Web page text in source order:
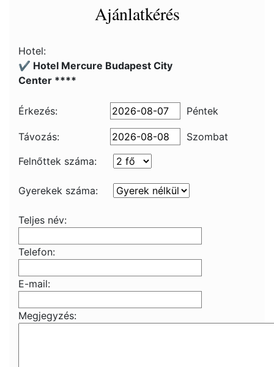
Ajánlatkérés
Hotel:
✔️ Hotel Mercure Budapest City
Center ****
Érkezés: Péntek
Távozás:
Szombat
Felnőttek száma:
Gyerekek száma:
Teljes név:
Telefon:
E-mail:
Megjegyzés: